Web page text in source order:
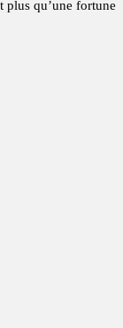
plus qu’une fortune